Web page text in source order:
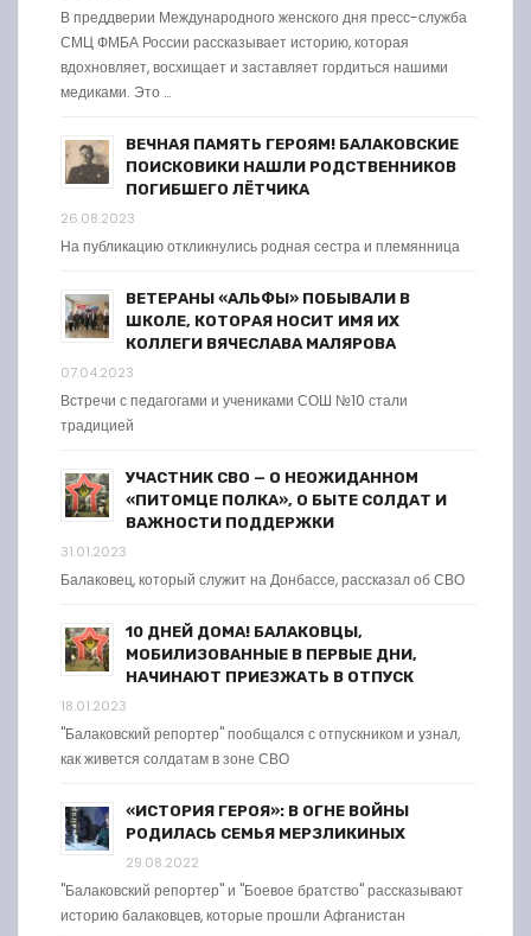
В преддверии Международного женского дня пресс-служба
СМЦ ФМБА России рассказывает историю, которая
вдохновляет, восхищает и заставляет гордиться нашими
медиками. Это …
ВЕЧНАЯ ПАМЯТЬ ГЕРОЯМ! БАЛАКОВСКИЕ
ПОИСКОВИКИ НАШЛИ РОДСТВЕННИКОВ
ПОГИБШЕГО ЛЁТЧИКА
26.08.2023
На публикацию откликнулись родная сестра и племянница
ВЕТЕРАНЫ «АЛЬФЫ» ПОБЫВАЛИ В
ШКОЛЕ, КОТОРАЯ НОСИТ ИМЯ ИХ
КОЛЛЕГИ ВЯЧЕСЛАВА МАЛЯРОВА
07.04.2023
Встречи с педагогами и учениками СОШ №10 стали
традицией
УЧАСТНИК СВО — О НЕОЖИДАННОМ
«ПИТОМЦЕ ПОЛКА», О БЫТЕ СОЛДАТ И
ВАЖНОСТИ ПОДДЕРЖКИ
31.01.2023
Балаковец, который служит на Донбассе, рассказал об СВО
10 ДНЕЙ ДОМА! БАЛАКОВЦЫ,
МОБИЛИЗОВАННЫЕ В ПЕРВЫЕ ДНИ,
НАЧИНАЮТ ПРИЕЗЖАТЬ В ОТПУСК
18.01.2023
"Балаковский репортер" пообщался с отпускником и узнал,
как живется солдатам в зоне СВО
«ИСТОРИЯ ГЕРОЯ»: В ОГНЕ ВОЙНЫ
РОДИЛАСЬ СЕМЬЯ МЕРЗЛИКИНЫХ
29.08.2022
"Балаковский репортер" и "Боевое братство" рассказывают
историю балаковцев, которые прошли Афганистан